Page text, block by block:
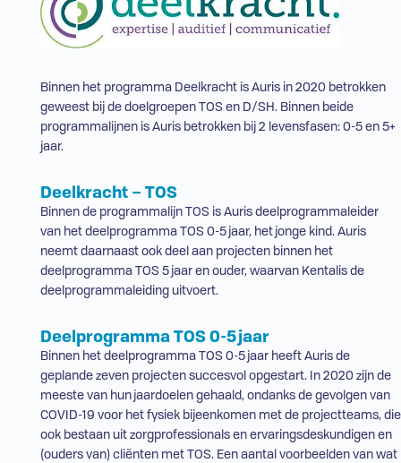
Binnen het programma Deelkracht is Auris in 2020 betrokken
geweest bij de doelgroepen TOSen D/SH. Binnen beide
programmalijnen is Auris betrokken bij 2 levensfasen: 0-5 en 5+
jaar.
Deelkracht – TOS
Binnen de programmalijn TOSis Auris deelprogrammaleider
van het deelprogramma TOS0-5 jaar, het jonge kind. Auris
neemt daarnaast ook deel aan projecten binnen het
deelprogramma TOS5 jaar en ouder, waarvan Kentalis de
deelprogrammaleiding uitvoert.
Deelprogramma TOS0-5 jaar
Binnen het deelprogramma TOS0-5 jaar heeft Auris de
geplande zeven projecten succesvol opgestart. In 2020 zijn de
meeste van hun jaardoelen gehaald, ondanks de gevolgen van
COVID-19 voor het fysiek bijeenkomen met de projectteams, die
ook bestaan uit zorgprofessionals en ervaringsdeskundigen en
(ouders van) cliënten met TOS. Een aantal voorbeelden van wat